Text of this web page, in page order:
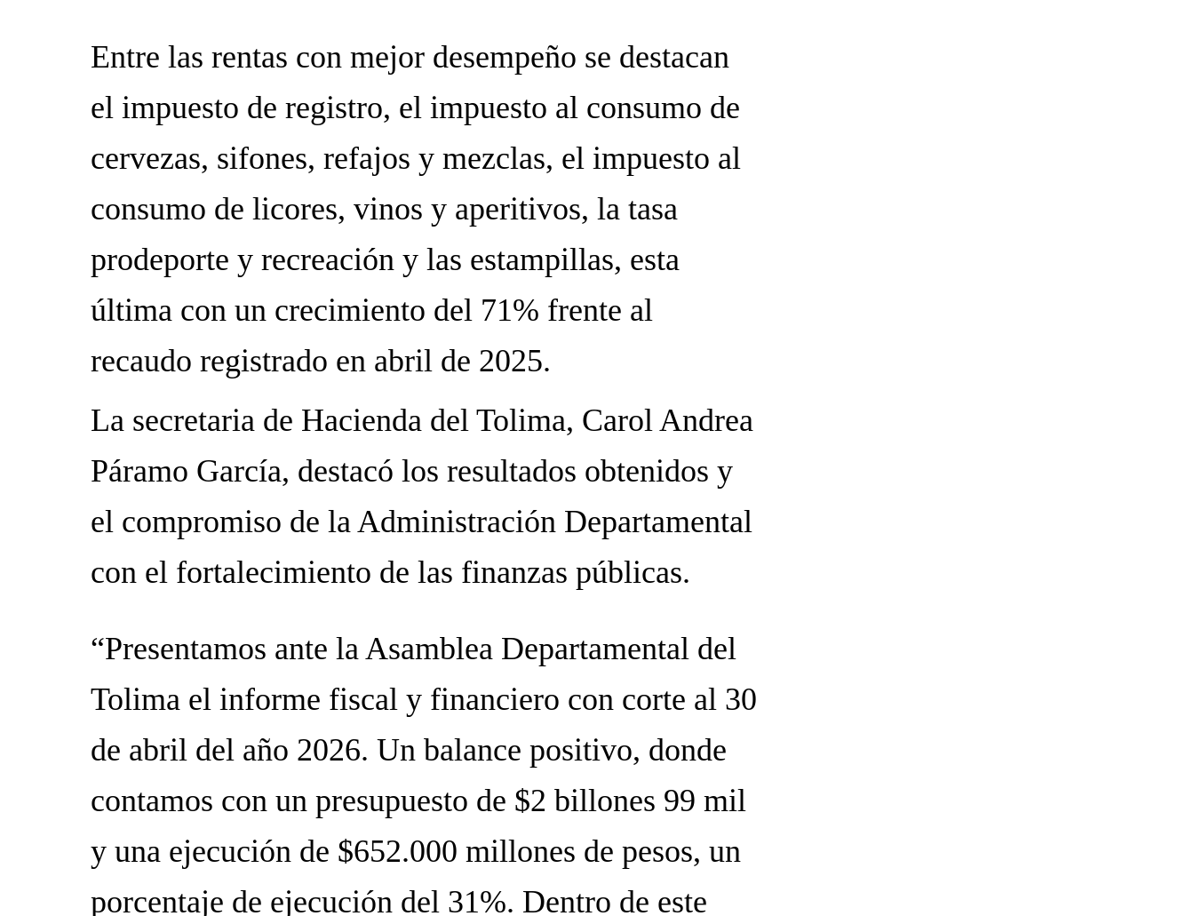
Entre las rentas con mejor desempeño se destacan
el impuesto de registro, el impuesto al consumo de
cervezas, sifones, refajos y mezclas, el impuesto al
consumo de licores, vinos y aperitivos, la tasa
prodeporte y recreación y las estampillas, esta
última con un crecimiento del 71% frente al
recaudo registrado en abril de 2025.
La secretaria de Hacienda del Tolima, Carol Andrea
Páramo García, destacó los resultados obtenidos y
el compromiso de la Administración Departamental
con el fortalecimiento de las finanzas públicas.
“Presentamos ante la Asamblea Departamental del
Tolima el informe fiscal y financiero con corte al 30
de abril del año 2026. Un balance positivo, donde
contamos con un presupuesto de $2 billones 99 mil
y una ejecución de $652.000 millones de pesos, un
porcentaje de ejecución del 31%. Dentro de este